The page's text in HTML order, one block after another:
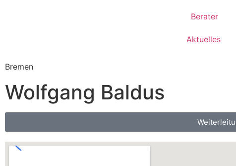
Berater
Aktuelles
Bremen
Wolfgang Baldus